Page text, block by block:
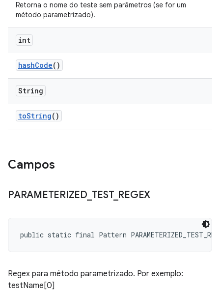
Retorna o nome do teste sem parâmetros (se for um
método parametrizado).
int
hashCode()
String
toString()
Campos
PARAMETERIZED_ TEST_ REGEX
public static final Pattern
Regex para método parametrizado. Por exemplo:
testName[0]